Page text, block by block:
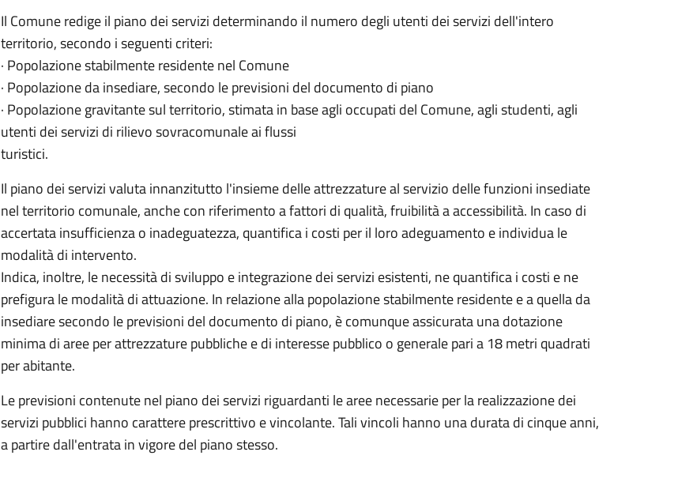
Il Comune redige il piano dei servizi determinando il numero degli utenti dei servizi dell'intero
territorio, secondo i seguenti criteri:
· Popolazione stabilmente residente nel Comune
· Popolazione da insediare, secondo le previsioni del documento di piano
· Popolazione gravitante sul territorio, stimata in base agli occupati del Comune, agli studenti, agli
utenti dei servizi di rilievo sovracomunale ai flussi
turistici.
Il piano dei servizi valuta innanzitutto l'insieme delle attrezzature al servizio delle funzioni insediate
nel territorio comunale, anche con riferimento a fattori di qualità, fruibilità a accessibilità. In caso di
accertata insufficienza o inadeguatezza, quantifica i costi per il loro adeguamento e individua le
modalità di intervento.
Indica, inoltre, le necessità di sviluppo e integrazione dei servizi esistenti, ne quantifica i costi e ne
prefigura le modalità di attuazione. In relazione alla popolazione stabilmente residente e a quella da
insediare secondo le previsioni del documento di piano, è comunque assicurata una dotazione
minima di aree per attrezzature pubbliche e di interesse pubblico o generale pari a 18 metri quadrati
per abitante.
Le previsioni contenute nel piano dei servizi riguardanti le aree necessarie per la realizzazione dei
servizi pubblici hanno carattere prescrittivo e vincolante. Tali vincoli hanno una durata di cinque anni,
a partire dall'entrata in vigore del piano stesso.